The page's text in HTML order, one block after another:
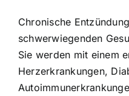
Chronische
schwerwiegenden
Sie werden mit einem
Herzerkrankungen,